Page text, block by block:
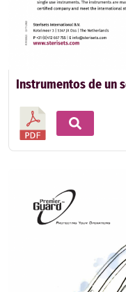
Instrumentos de un